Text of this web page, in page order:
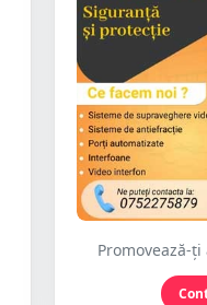
Promovează-ți